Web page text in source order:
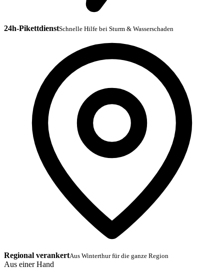
24h-PikettdienstSchnelle Hilfe bei Sturm & Wasserschaden
Regional verankertAus Winterthur für die ganze Region
Aus einer Hand